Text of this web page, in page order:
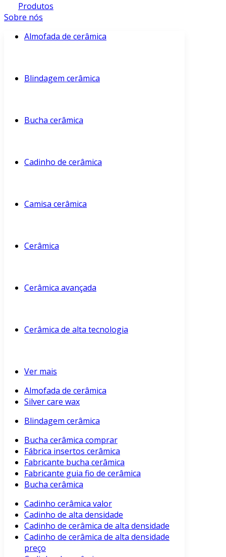
Produtos
Sobre nós
Almofada de cerâmica
Blindagem cerâmica
Bucha cerâmica
Cadinho de cerâmica
Camisa cerâmica
Cerâmica
Cerâmica avançada
Cerâmica de alta tecnologia
Ver mais
Almofada de cerâmica
Silver care wax
Blindagem cerâmica
Bucha cerâmica comprar
Fábrica insertos cerâmica
Fabricante bucha cerâmica
Fabricante guia fio de cerâmica
Bucha cerâmica
Cadinho cerâmica valor
Cadinho de alta densidade
Cadinho de cerâmica de alta densidade
Cadinho de cerâmica de alta densidade
preço